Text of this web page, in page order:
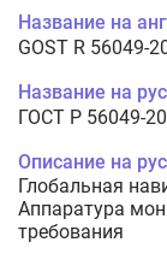
Название на
GOST R 56049-
Название на
ГОСТ Р 56049-
Описание на
Глобальная
Аппаратура
требования